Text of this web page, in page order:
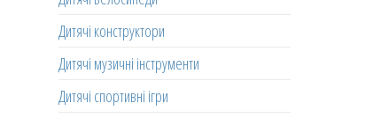
Дитячі конструктори
Дитячі музичні інструменти
Дитячі спортивні ігри